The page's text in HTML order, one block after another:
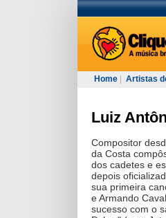
Home Artistas
Luiz
Compositor
da Costa
dos cadetes e
depois
sua primeira
e Armando
sucesso com o